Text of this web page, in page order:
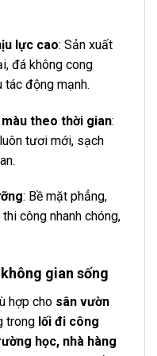
lực cao: Sản xuất
đá không cong
tác động mạnh.
theo thời gian:
tươi mới, sạch
: Bề mặt phẳng,
công nhanh chóng,
gian sống
hợp cho sân vườn
trong lối đi công
học, nhà hàng